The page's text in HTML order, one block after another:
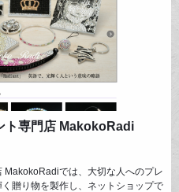
ト専門店 MakokoRadi
MakokoRadiでは、大切な人へのプレ
贈り物を製作し、ネットショップで